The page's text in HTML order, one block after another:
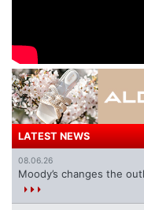
LATEST NEWS
08.06.26
Moody’s changes the